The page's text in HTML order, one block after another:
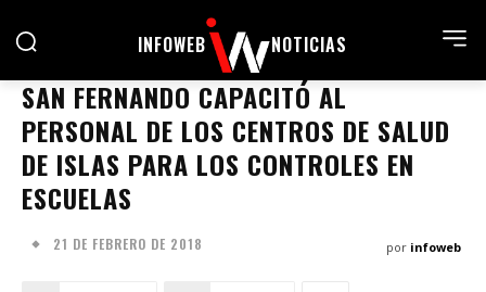
INFOWEB NOTICIAS
SAN FERNANDO CAPACITÓ AL
PERSONAL DE LOS CENTROS DE SALUD
DE ISLAS PARA LOS CONTROLES EN
ESCUELAS
21 DE FEBRERO DE 2018 por infoweb